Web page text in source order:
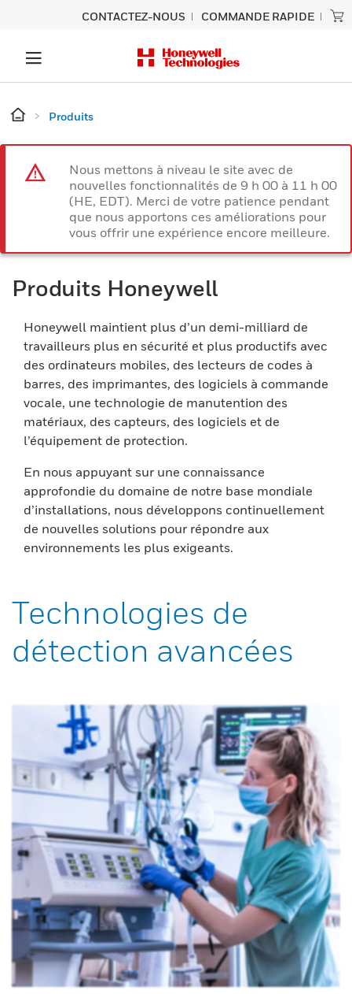
CONTACTEZ-NOUS COMMANDE RAPIDE
Produits
Nous mettons à niveau le site avec de
nouvelles fonctionnalités de 9 h 00 à 11 h 00
(HE, EDT). Merci de votre patience pendant
que nous apportons ces améliorations pour
vous offrir une expérience encore meilleure.
Produits Honeywell
Honeywell maintient plus d’un demi-milliard de
travailleurs plus en sécurité et plus productifs avec
des ordinateurs mobiles, des lecteurs de codes à
barres, des imprimantes, des logiciels à commande
vocale, une technologie de manutention des
matériaux, des capteurs, des logiciels et de
l’équipement de protection.
En nous appuyant sur une connaissance
approfondie du domaine de notre base mondiale
d’installations, nous développons continuellement
de nouvelles solutions pour répondre aux
environnements les plus exigeants.
Technologies de
détection avancées